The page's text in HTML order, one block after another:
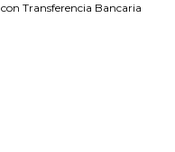
con Transferencia Bancaria